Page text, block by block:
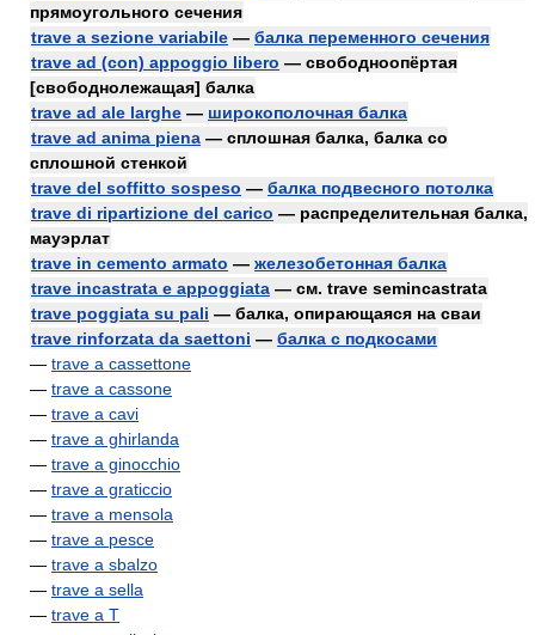
прямоугольного сечения
trave a sezione variabile — балка переменного сечения
trave ad (con) appoggio libero — свободноопёртая
[свободнолежащая] балка
trave ad ale larghe — широкополочная балка
trave ad anima piena — сплошная балка, балка со
сплошной стенкой
trave del soffitto sospeso — балка подвесного потолка
trave di ripartizione del carico — распределительная балка,
мауэрлат
trave in cemento armato — железобетонная балка
trave incastrata e appoggiata — см. trave semincastrata
trave poggiata su pali — балка, опирающаяся на сваи
trave rinforzata da saettoni — балка с подкосами
— trave a cassettone
— trave a cassone
— trave a cavi
— trave a ghirlanda
— trave a ginocchio
— trave a graticcio
— trave a mensola
— trave a pesce
— trave a sbalzo
— trave a sella
— trave a T